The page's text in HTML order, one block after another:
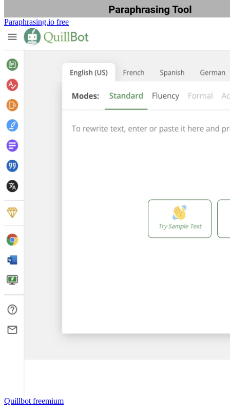
Paraphrasing.io free
Quillbot freemium